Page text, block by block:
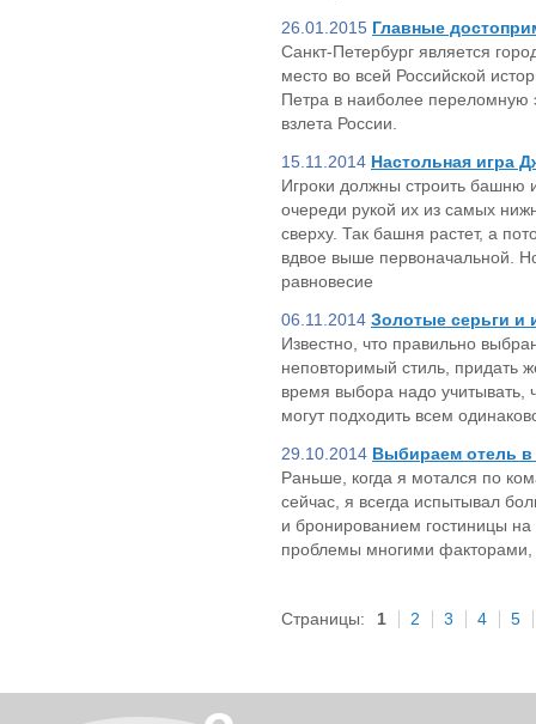
26.01.2015 Главные
Санкт-Петербург является
место во всей Российской
Петра в наиболее переломную
взлета России.
15.11.2014 Настольная игра
Игроки должны строить башню
очереди рукой их из самых
сверху. Так башня растет, а
вдвое выше первоначальной.
равновесие
06.11.2014 Золотые серьги и
Известно, что правильно
неповторимый стиль, придать
время выбора надо учитывать,
могут подходить всем
29.10.2014 Выбираем отель
Раньше, когда я мотался по
сейчас, я всегда испытывал
и бронированием гостиницы на
проблемы многими факторами,
Страницы: 1 2 3 4 5